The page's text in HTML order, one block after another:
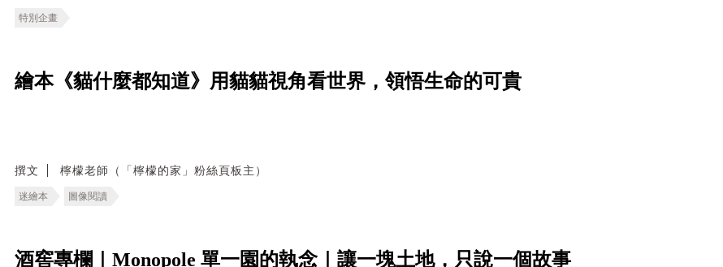
特別企畫
繪本《貓什麼都知道》用貓貓視角看世界，領悟生命的可貴
撰文 檸檬老師（「檸檬的家」粉絲頁板主）
迷繪本 圖像閱讀
酒窖專欄｜Monopole 單一園的執念｜讓一塊土地，只說一個故事